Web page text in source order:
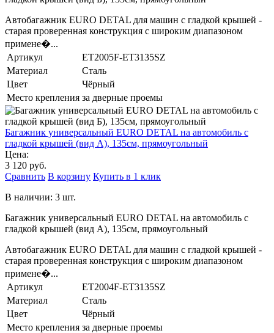
Автобагажник EURO DETAL для машин с гладкой крышей -
старая проверенная конструкция с широким диапазоном
примене�...
Артикул
ET2005F-ET3135SZ
Материал
Сталь
Цвет
Чёрный
Место крепления за дверные проемы
Багажник универсальный EURO DETAL на автомобиль с
гладкой крышей (вид А), 135см, прямоугольный
Цена:
3 120 руб.
Сравнить В корзину Купить в 1 клик
В наличии: 3 шт.
Багажник универсальный EURO DETAL на автомобиль с
гладкой крышей (вид А), 135см, прямоугольный
Автобагажник EURO DETAL для машин с гладкой крышей -
старая проверенная конструкция с широким диапазоном
примене�...
Артикул
ET2004F-ET3135SZ
Материал
Сталь
Цвет
Чёрный
Место крепления за дверные проемы